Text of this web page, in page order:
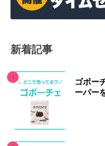
新着記事
ゴボー
ーパー